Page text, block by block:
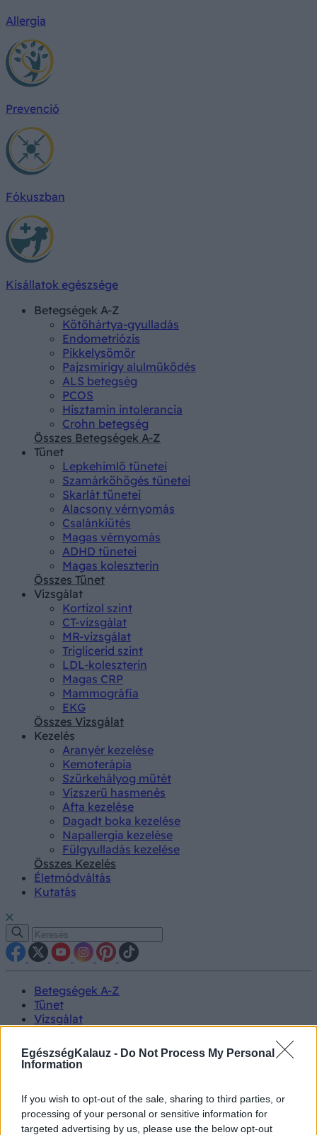
EgészségKalauz - Do Not Process My Personal
Information
If you wish to opt-out of the sale, sharing to third parties, or
processing of your personal or sensitive information for
targeted advertising by us, please use the below opt-out
Allergia
Prevenció
Fókuszban
Kisállatok egészsége
Betegségek A-Z
Kötőhártya-gyulladás
Endometriózis
Pikkelysömör
Pajzsmirigy alulműködés
ALS betegség
PCOS
Hisztamin intolerancia
Crohn betegség
Összes Betegségek A-Z
Tünet
Lepkehimlő tünetei
Szamárköhögés tünetei
Skarlát tünetei
Alacsony vérnyomás
Csalánkiütés
Magas vérnyomás
ADHD tünetei
Magas koleszterin
Összes Tünet
Vizsgálat
Kortizol szint
CT-vizsgálat
MR-vizsgálat
Triglicerid szint
LDL-koleszterin
Magas CRP
Mammográfia
EKG
Összes Vizsgálat
Kezelés
Aranyér kezelése
Kemoterápia
Szürkehályog műtét
Vízszerű hasmenés
Afta kezelése
Dagadt boka kezelése
Napallergia kezelése
Fülgyulladás kezelése
Összes Kezelés
Életmódváltás
Kutatás
Betegségek A-Z
Tünet
Vizsgálat
Életmódváltás
Kutatás
Videók
Kisállatok egészsége